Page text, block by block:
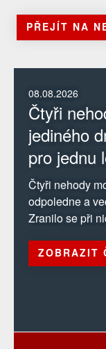
PŘEJÍT NA
08.08.2026
Čtyři
jediného
pro jednu
Čtyři nehody
odpoledne a
Zranilo se při
ZOBRAZIT